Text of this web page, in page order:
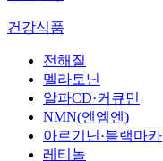
건강식품
전해질
멜라토닌
알파CD·커큐민
NMN(엔엠엔)
아르기닌·블랙마카
레티놀